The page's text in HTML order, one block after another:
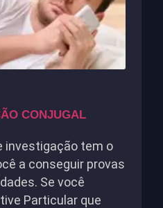
CONJUGAL
investigação tem o
a conseguir provas
Se você
Particular que